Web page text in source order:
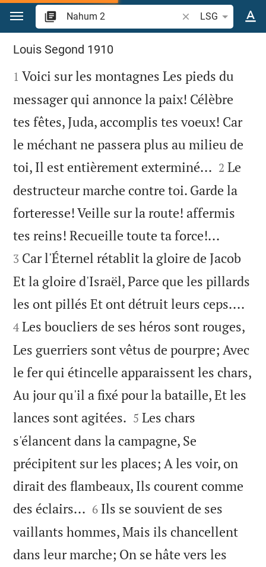
Aller vers contenu
Recherche d'un
LSG
Nahum 2
Louis Segond 1910

1 Voici sur les montagnes Les pieds du
messager qui annonce la paix! Célèbre
tes fêtes, Juda, accomplis tes voeux! Car
le méchant ne passera plus au milieu de
toi, Il est entièrement exterminé... 

2 Le
destructeur marche contre toi. Garde la
forteresse! Veille sur la route! affermis
tes reins! Recueille toute ta force!...
3 Car l'Éternel rétablit la gloire de Jacob
Et la gloire d'Israël, Parce que les pillards
les ont pillés Et ont détruit leurs ceps....
4 Les boucliers de ses héros sont rouges,
Les guerriers sont vêtus de pourpre; Avec
le fer qui étincelle apparaissent les chars,
Au jour qu'il a fixé pour la bataille, Et les
lances sont agitées. 

5 Les chars
s'élancent dans la campagne, Se
précipitent sur les places; A les voir, on
dirait des flambeaux, Ils courent comme
des éclairs... 

6 Ils se souvient de ses
vaillants hommes, Mais ils chancellent
dans leur marche; On se hâte vers les